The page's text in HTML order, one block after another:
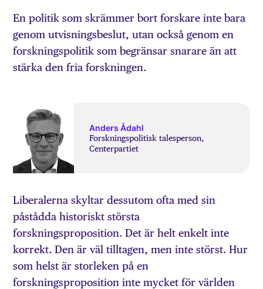
En politik som skrämmer bort forskare inte bara
genom utvisningsbeslut, utan också genom en
forskningspolitik som begränsar snarare än att
stärka den fria forskningen.
Anders Ådahl
Forskningspolitisk talesperson,
Centerpartiet
Liberalerna skyltar dessutom ofta med sin
påstådda historiskt största
forskningsproposition. Det är helt enkelt inte
korrekt. Den är väl tilltagen, men inte störst. Hur
som helst är storleken på en
forskningsproposition inte mycket för världen